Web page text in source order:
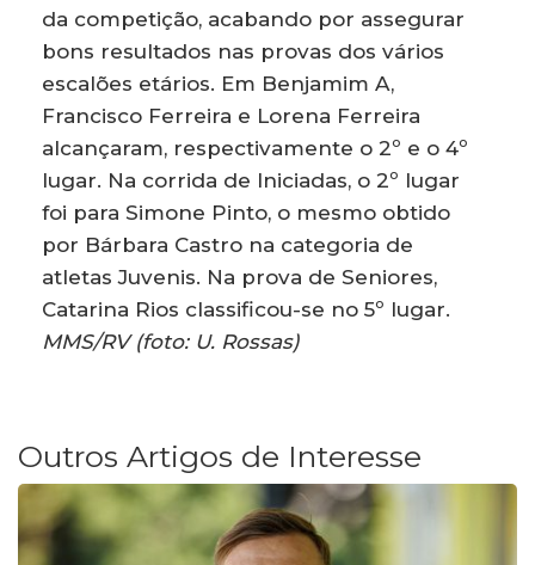
da competição, acabando por assegurar
bons resultados nas provas dos vários
escalões etários. Em Benjamim A,
Francisco Ferreira e Lorena Ferreira
alcançaram, respectivamente o 2º e o 4º
lugar. Na corrida de Iniciadas, o 2º lugar
foi para Simone Pinto, o mesmo obtido
por Bárbara Castro na categoria de
atletas Juvenis. Na prova de Seniores,
Catarina Rios classificou-se no 5º lugar.
MMS/RV (foto: U. Rossas)
Outros Artigos de Interesse